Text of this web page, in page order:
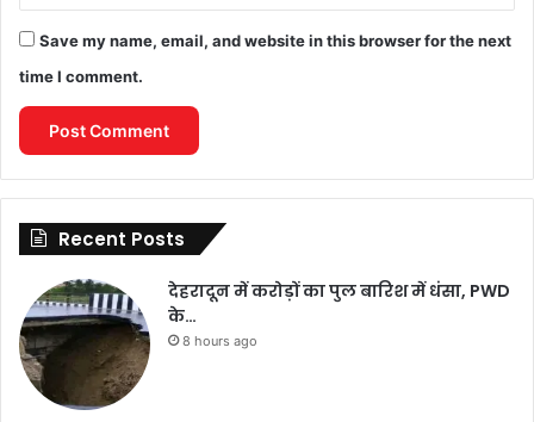
Save my name, email, and website in this browser for the next
time I comment.
Recent Posts
देहरादून में करोड़ों का पुल बारिश में धंसा, PWD
के…
8 hours ago